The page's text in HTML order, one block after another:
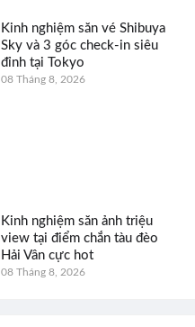
Kinh nghiệm săn vé Shibuya
Sky và 3 góc check-in siêu
đỉnh tại Tokyo
08 Tháng 8, 2026
Kinh nghiệm săn ảnh triệu
view tại điểm chắn tàu đèo
Hải Vân cực hot
08 Tháng 8, 2026